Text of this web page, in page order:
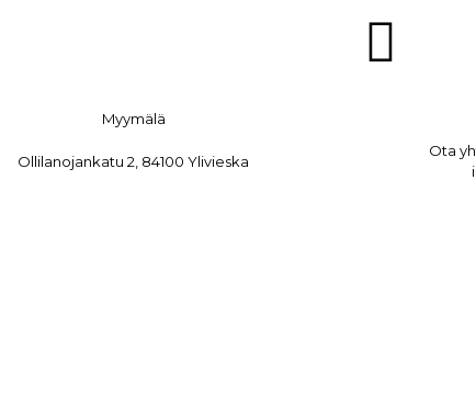
Myymälä
Ollilanojankatu 2, 84100 Ylivieska
Ota